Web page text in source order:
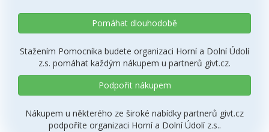
Pomáhat dlouhodobě
Stažením Pomocníka budete organizaci Horní a Dolní Údolí
z.s. pomáhat každým nákupem u partnerů givt.cz.
Podpořit nákupem
Nákupem u některého ze široké nabídky partnerů givt.cz
podpoříte organizaci Horní a Dolní Údolí z.s..